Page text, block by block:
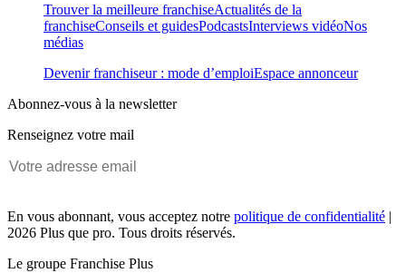
Trouver la meilleure franchiseActualités de la
franchiseConseils et guidesPodcastsInterviews vidéoNos
médias
Devenir franchiseur : mode d’emploiEspace annonceur
Abonnez-vous à la newsletter
Renseignez votre mail
En vous abonnant, vous acceptez notre politique de confidentialité |
2026 Plus que pro. Tous droits réservés.
Le groupe Franchise Plus